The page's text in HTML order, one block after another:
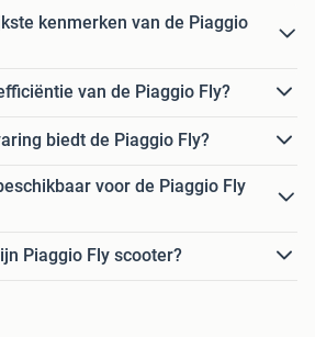
kenmerken van de Piaggio
van de Piaggio Fly?
biedt de Piaggio Fly?
voor de Piaggio Fly
Piaggio Fly scooter?